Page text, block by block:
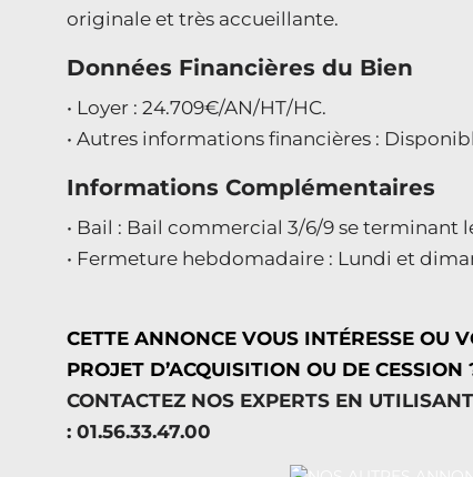
originale et très accueillante.
Données Financières du Bien
• Loyer : 24.709€/AN/HT/HC.
• Autres informations financières :
Informations Complémentaires
• Bail : Bail commercial 3/6/9 se terminant
• Fermeture hebdomadaire : Lundi et
CETTE ANNONCE VOUS INTÉRESSE OU
PROJET D’ACQUISITION OU DE CESSION
CONTACTEZ NOS EXPERTS EN
: 01.56.33.47.00